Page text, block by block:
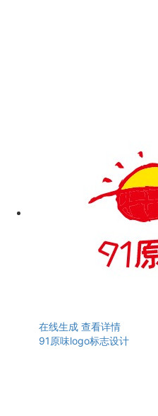
在线生成 查看详情
91原味logo标志设计